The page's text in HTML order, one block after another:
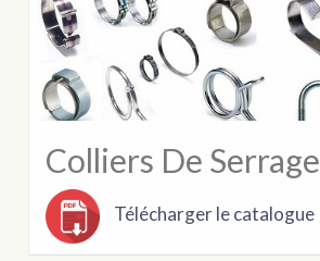
Colliers De Serrage
Télécharger le catalogue